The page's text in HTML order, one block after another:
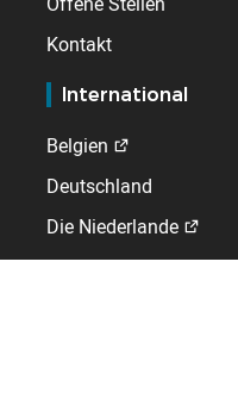
Kontakt
International
Belgien
Deutschland
Die Niederlande
Frankreich